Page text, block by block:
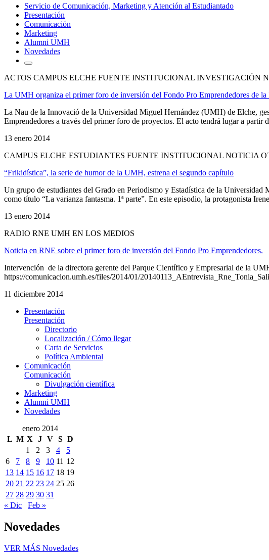
Servicio de Comunicación, Marketing y Atención al Estudiantado
Presentación
Comunicación
Marketing
Alumni UMH
Novedades
ACTOS CAMPUS ELCHE FUENTE INSTITUCIONAL INVESTIGACIÓN
La UMH organiza el primer foro de inversión del Fondo Pro Emprendedores de
La Nau de la Innovació de la Universidad Miguel Hernández (UMH) de Elche,
Emprendedores a través del primer foro de proyectos. El acto tendrá lugar a partir
13 enero 2014
CAMPUS ELCHE ESTUDIANTES FUENTE INSTITUCIONAL NOTICIA
“Frikidística”, la serie de humor de la UMH, estrena el segundo capítulo
Un grupo de estudiantes del Grado en Periodismo y Estadística de la
como título “La varianza fantasma. 1ª parte”. En este episodio, la protagonista
13 enero 2014
RADIO RNE UMH EN LOS MEDIOS
Noticia en RNE sobre el primer foro de inversión del Fondo Pro Emprendedores.
Intervención de la directora gerente del Parque Científico y Empresarial de la
https://comunicacion.umh.es/files/2014/01/
11 diciembre 2014
Presentación
Presentación
Directorio
Localización / Cómo llegar
Carta de Servicios
Política Ambiental
Comunicación
Comunicación
Divulgación científica
Marketing
Alumni UMH
Novedades
enero 2014
L M X J V S D
1
2 3 4
5
6
7 8 9 10 11 12
13 14 15 16 17 18 19
20 21 22 23 24 25 26
27 28 29 30 31
« Dic
Feb »
Novedades
VER MÁS Novedades